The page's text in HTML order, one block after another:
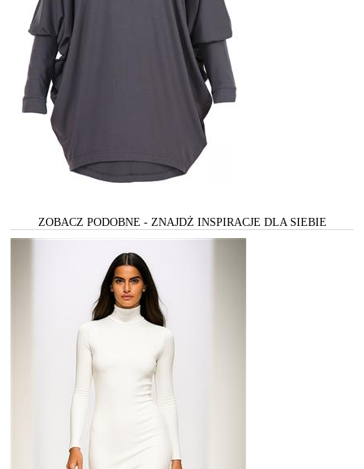
ZOBACZ PODOBNE - ZNAJDŻ INSPIRACJE DLA SIEBIE